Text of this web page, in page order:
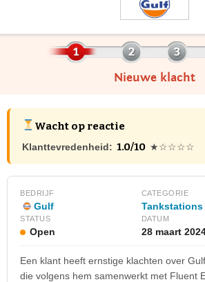
Nieuwe klacht
Wacht op reactie
Klanttevredenheid: 1.0/10 ★☆☆☆☆
BEDRIJF
Gulf
CATEGORIE
Tankstations
STATUS
Open
DATUM
28 maart
Een klant heeft ernstige klachten over
die volgens hem samenwerkt met Fluent